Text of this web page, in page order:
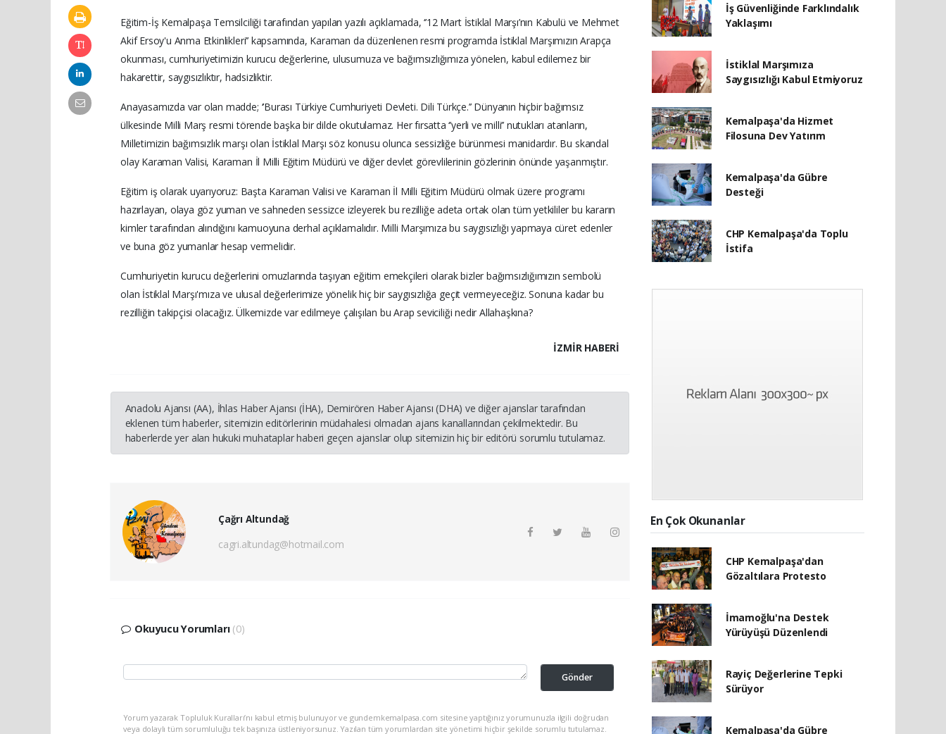
Eğitim-İş Kemalpaşa Temsilciliği tarafından yapılan yazılı açıklamada, ‘’12 Mart İstiklal Marşı’nın Kabulü ve Mehmet
Akif Ersoy'u Anma Etkinlikleri’’ kapsamında, Karaman da düzenlenen resmi programda İstiklal Marşımızın Arapça
okunması, cumhuriyetimizin kurucu değerlerine, ulusumuza ve bağımsızlığımıza yönelen, kabul edilemez bir
hakarettir, saygısızlıktır, hadsizliktir.
Anayasamızda var olan madde; ‘’Burası Türkiye Cumhuriyeti Devleti. Dili Türkçe.’’ Dünyanın hiçbir bağımsız
ülkesinde Milli Marş resmi törende başka bir dilde okutulamaz. Her fırsatta ‘’yerli ve milli’’ nutukları atanların,
Milletimizin bağımsızlık marşı olan İstiklal Marşı söz konusu olunca sessizliğe bürünmesi manidardır. Bu skandal
olay Karaman Valisi, Karaman İl Milli Eğitim Müdürü ve diğer devlet görevlilerinin gözlerinin önünde yaşanmıştır.
Eğitim iş olarak uyarıyoruz: Başta Karaman Valisi ve Karaman İl Milli Eğitim Müdürü olmak üzere programı
hazırlayan, olaya göz yuman ve sahneden sessizce izleyerek bu rezilliğe adeta ortak olan tüm yetkililer bu kararın
kimler tarafından alındığını kamuoyuna derhal açıklamalıdır. Milli Marşımıza bu saygısızlığı yapmaya cüret edenler
ve buna göz yumanlar hesap vermelidir.
Cumhuriyetin kurucu değerlerini omuzlarında taşıyan eğitim emekçileri olarak bizler bağımsızlığımızın sembolü
olan İstiklal Marşı'mıza ve ulusal değerlerimize yönelik hiç bir saygısızlığa geçit vermeyeceğiz. Sonuna kadar bu
rezilliğin takipçisi olacağız. Ülkemizde var edilmeye çalışılan bu Arap seviciliği nedir Allahaşkına?
İZMIR HABERİ
Anadolu Ajansı (AA), İhlas Haber Ajansı (İHA), Demirören Haber Ajansı (DHA) ve diğer ajanslar tarafından
eklenen tüm haberler, sitemizin editörlerinin müdahalesi olmadan ajans kanallarından çekilmektedir. Bu
haberlerde yer alan hukuki muhataplar haberi geçen ajanslar olup sitemizin hiç bir editörü sorumlu tutulamaz.
Çağrı Altundağ
cagri.altundag@hotmail.com
Okuyucu Yorumları (0)
Gönder
Yorum yazarak Topluluk Kuralları’nı kabul etmiş bulunuyor ve gundemkemalpasa.com sitesine yaptığınız yorumunuzla ilgili doğrudan
veya dolaylı tüm sorumluluğu tek başınıza üstleniyorsunuz. Yazılan tüm yorumlardan site yönetimi hiçbir şekilde sorumlu tutulamaz.
İş Güvenliğinde Farklındalık
Yaklaşımı
İstiklal Marşımıza
Saygısızlığı Kabul Etmiyoruz
Kemalpaşa'da Hizmet
Filosuna Dev Yatırım
Kemalpaşa'da Gübre
Desteği
CHP Kemalpaşa'da Toplu
İstifa
En Çok Okunanlar
CHP Kemalpaşa'dan
Gözaltılara Protesto
İmamoğlu'na Destek
Yürüyüşü Düzenlendi
Rayiç Değerlerine Tepki
Sürüyor
Kemalpaşa'da Gübre